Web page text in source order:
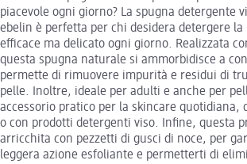
piacevole ogni giorno? La spugna detergente
ebelin è perfetta per chi desidera detergere la
efficace ma delicato ogni giorno. Realizzata
questa spugna naturale si ammorbidisce a
permette di rimuovere impurità e residui di
pelle. Inoltre, ideale per adulti e anche per
accessorio pratico per la skincare quotidiana,
o con prodotti detergenti viso. Infine, questa
arricchita con pezzetti di gusci di noce, per
leggera azione esfoliante e permetterti di